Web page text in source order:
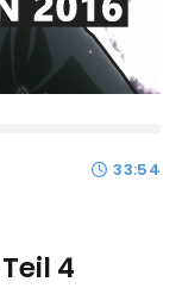
33:54
4